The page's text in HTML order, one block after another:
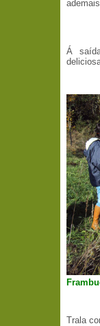
Á
Trala